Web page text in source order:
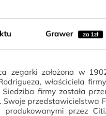
Grawer za 1zł
zegarki założona w
właściciela
Siedziba firmy została
Swoje
produkowanymi przez